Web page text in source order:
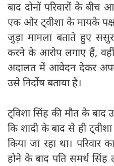
बाद दोनों परिवारों के बीच
एक ओर ट्वीशा के मायके
जुड़ा मामला बताते हुए
करने के आरोप लगाए हैं, वहीं
अदालत में आवेदन देकर
उसे निर्दोष बताया है।
ट्विशा सिंह की मौत के बाद
कि शादी के बाद से ही
किया जा रहा था। परिवार
होने के बाद पति समर्थ सिंह